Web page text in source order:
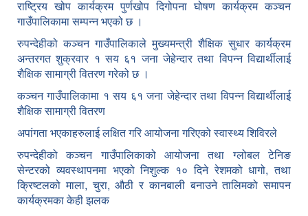
राष्ट्रिय खोप कार्यक्रम पुर्णखोप दिगोपना घोषण कार्यक्रम कञ्‍चन
गाउँपालिकामा सम्पन्न भएको छ ।
रुपन्देहीको कञ्चन गाउँपालिकाले मुख्यमन्त्री शैक्षिक सुधार कार्यक्रम
अन्तरगत शुक्रवार १ सय ६१ जना जेहेन्दार तथा विपन्न विद्यार्थीलाई
शैक्षिक सामाग्री वितरण गरेको छ ।
कञ्चन गाउँपालिकामा १ सय ६१ जना जेहेन्दार तथा विपन्न विद्यार्थीलाई
शैक्षिक सामाग्री वितरण
अपांगता भएकाहरुलाई लक्षित गरि आयोजना गरिएको स्वास्थ्य शिविरले
रुपन्देहीको कञ्चन गाउँपालिकाको आयोजना तथा ग्लोबल टेनिङ
सेन्टरको व्यवस्थापनमा भएको निशुल्क १० दिने रेशमको धागो, तथा
क्रिष्टलको माला, चुरा, औठी र कानबाली बनाउने तालिमको समापन
कार्यक्रमका केही झलक